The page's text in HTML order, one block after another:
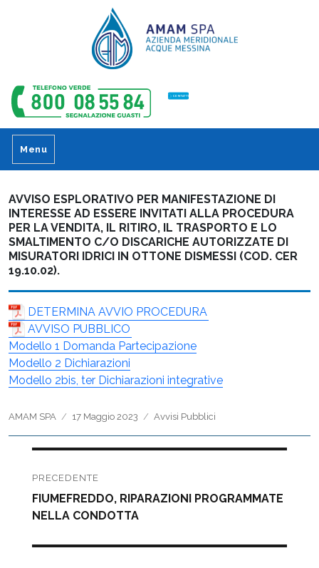
CONTATTI
Menu
AVVISO ESPLORATIVO PER MANIFESTAZIONE DI
INTERESSE AD ESSERE INVITATI ALLA PROCEDURA
PER LA VENDITA, IL RITIRO, IL TRASPORTO E LO
SMALTIMENTO C/O DISCARICHE AUTORIZZATE DI
MISURATORI IDRICI IN OTTONE DISMESSI (COD. CER
19.10.02).
DETERMINA AVVIO PROCEDURA
AVVISO PUBBLICO
Modello 1 Domanda Partecipazione
Modello 2 Dichiarazioni
Modello 2bis, ter Dichiarazioni integrative
Autore
AMAM SPA
Pubblicato
17 Maggio 2023 Categorie
Avvisi Pubblici
articoli
PRECEDENTE
Articolo
precedente:
FIUMEFREDDO, RIPARAZIONI PROGRAMMATE
NELLA CONDOTTA